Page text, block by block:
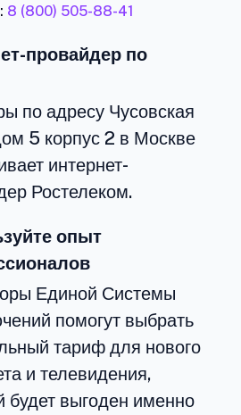
8 (800) 505-88-41
провайдер по
по адресу Чусовская
5 корпус 2 в Москве
интернет-
Ростелеком.
опыт
Единой Системы
помогут выбрать
тариф для нового
и телевидения,
будет выгоден именно